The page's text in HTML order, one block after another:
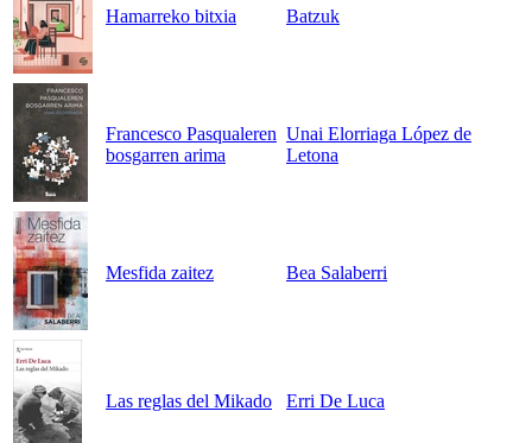
Hamarreko bitxia Batzuk
Francesco Pasqualeren
bosgarren arima
Unai Elorriaga López de
Letona
Mesfida zaitez Bea Salaberri
Las reglas del Mikado Erri De Luca